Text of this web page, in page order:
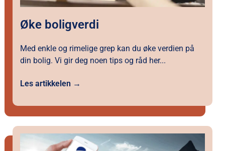
Øke boligverdi
Med enkle og rimelige grep kan du øke verdien på
din bolig. Vi gir deg noen tips og råd her...
Les artikkelen →